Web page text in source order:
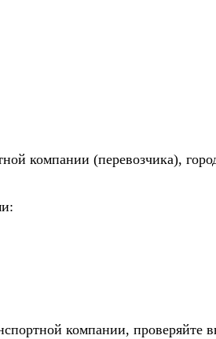
компании (перевозчика),
компании,